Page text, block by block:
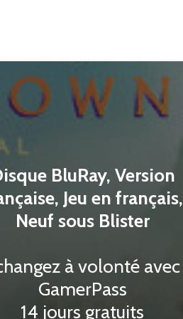
BluRay, Version
Jeu en français,
Neuf sous Blister
à volonté avec
GamerPass
14 jours gratuits